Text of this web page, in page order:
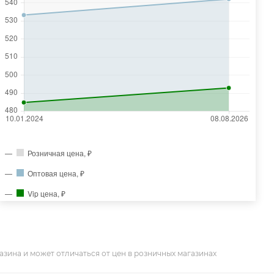
Розничная цена, ₽
Оптовая цена, ₽
Vip цена, ₽
и может отличаться от цен в розничных магазинах